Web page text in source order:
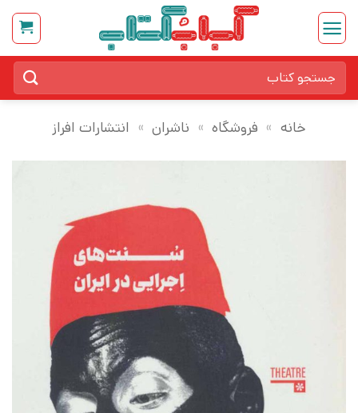
Skip
content
برای:
خانه » فروشگاه » ناشران » انتشارات افراز